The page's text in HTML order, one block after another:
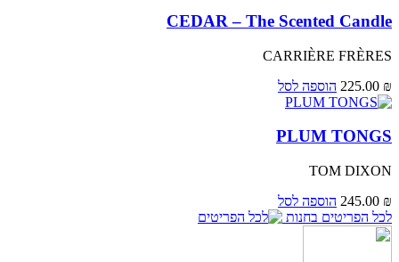
CEDAR – The Scented Candle
CARRIÈRE FRÈRES
225.00 ₪ הוספה לסל
PLUM TONGS
TOM DIXON
245.00 ₪
הוספה לסל
לכל הפריטים בחנות